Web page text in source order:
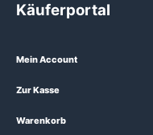
Käuferportal
Mein Account
Zur Kasse
Warenkorb